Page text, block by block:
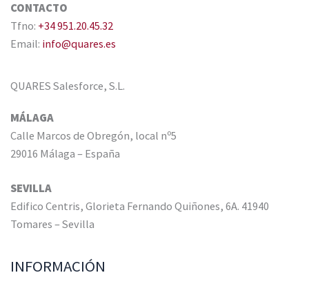
CONTACTO
Tfno: +34 951.20.45.32
Email: info@quares.es
QUARES Salesforce, S.L.
MÁLAGA
Calle Marcos de Obregón, local nº5
29016 Málaga – España
SEVILLA
Edifico Centris, Glorieta Fernando Quiñones, 6A. 41940
Tomares – Sevilla
INFORMACIÓN